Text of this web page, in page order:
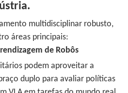
multidisciplinar robusto,
áreas principais:
de Robôs
podem aproveitar a
duplo para avaliar políticas